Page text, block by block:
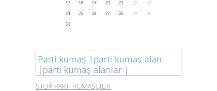
17
18 19 20 21 22
23
24
25 26 27 28 29
30
31
Parti kumaş |parti kumaş alan
|parti kumaş alanlar |
STOK PARTİ KUMAŞÇILIK